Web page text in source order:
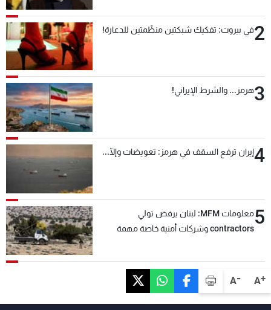
A+
A-
2في بيروت: تفكيك شبكتين منظّمتين للدعارة!
3هرمز... والشرط الإيراني!
4إيران ترفع السقف في هرمز: تعويضات وإلّا...
5
معلومات MFM: لبنان يرفض تولي
contractors وشركات أمنية خاصة مهمة